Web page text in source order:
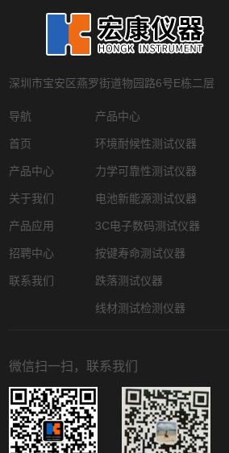
深圳市宝安区燕罗街道物园路6号E栋二层
导航
首页
产品中心
关于我们
产品应用
招聘中心
联系我们
产品中心
环境耐候性测试仪器
力学可靠性测试仪器
电池新能源测试仪器
3C电子数码测试仪器
按键寿命测试仪器
跌落测试仪器
线材测试检测仪器
微信扫一扫，联系我们